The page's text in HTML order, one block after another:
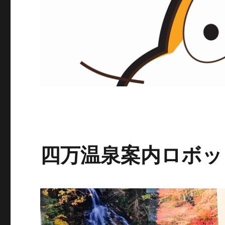
四万温泉案内ロボ